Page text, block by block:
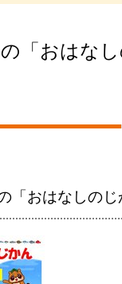
「おはな
「おはなしのじ